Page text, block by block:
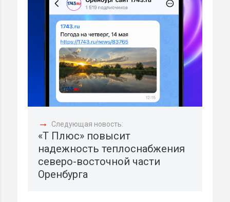
→ Следующая новость:
«Т Плюс» повысит
надежность теплоснабжения
северо-восточной части
Оренбурга